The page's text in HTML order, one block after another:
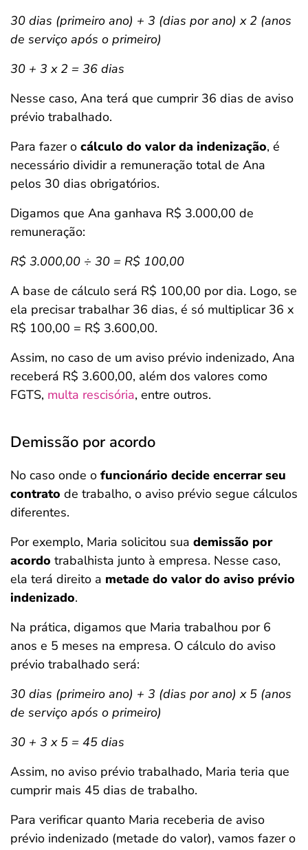
30 dias (primeiro ano) + 3 (dias por ano) x 2 (anos
de serviço após o primeiro)
30 + 3 x 2 = 36 dias
Nesse caso, Ana terá que cumprir 36 dias de aviso
prévio trabalhado.
Para fazer o cálculo do valor da indenização, é
necessário dividir a remuneração total de Ana
pelos 30 dias obrigatórios.
Digamos que Ana ganhava R$ 3.000,00 de
remuneração:
R$ 3.000,00 ÷ 30 = R$ 100,00
A base de cálculo será R$ 100,00 por dia. Logo, se
ela precisar trabalhar 36 dias, é só multiplicar 36 x
R$ 100,00 = R$ 3.600,00.
Assim, no caso de um aviso prévio indenizado, Ana
receberá R$ 3.600,00, além dos valores como
FGTS, multa rescisória, entre outros.
Demissão por acordo
No caso onde o funcionário decide encerrar seu
contrato de trabalho, o aviso prévio segue cálculos
diferentes.
Por exemplo, Maria solicitou sua demissão por
acordo trabalhista junto à empresa. Nesse caso,
ela terá direito a metade do valor do aviso prévio
indenizado.
Na prática, digamos que Maria trabalhou por 6
anos e 5 meses na empresa. O cálculo do aviso
prévio trabalhado será:
30 dias (primeiro ano) + 3 (dias por ano) x 5 (anos
de serviço após o primeiro)
30 + 3 x 5 = 45 dias
Assim, no aviso prévio trabalhado, Maria teria que
cumprir mais 45 dias de trabalho.
Para verificar quanto Maria receberia de aviso
prévio indenizado (metade do valor), vamos fazer o